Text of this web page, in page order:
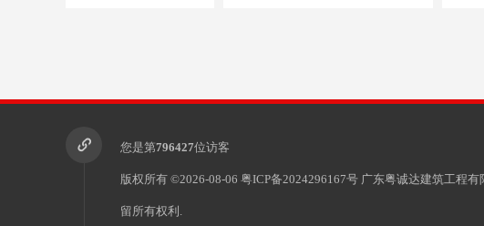
您是第796427位访客
版权所有 ©2026-08-06 粤ICP备2024296167号 广东粤诚达建筑工程有
留所有权利.